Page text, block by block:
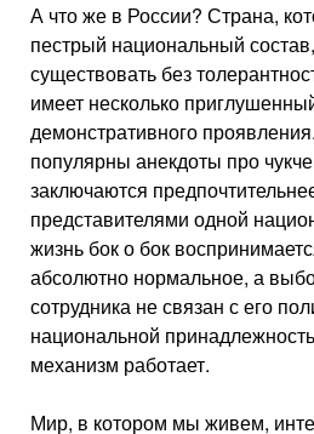
А что же в России? Страна,
пестрый национальный
существовать без
имеет несколько
демонстративного
популярны анекдоты про
заключаются
представителями одной
жизнь бок о бок
абсолютно нормальное, а
сотрудника не связан с его
национальной
механизм работает.
Мир, в котором мы живем,